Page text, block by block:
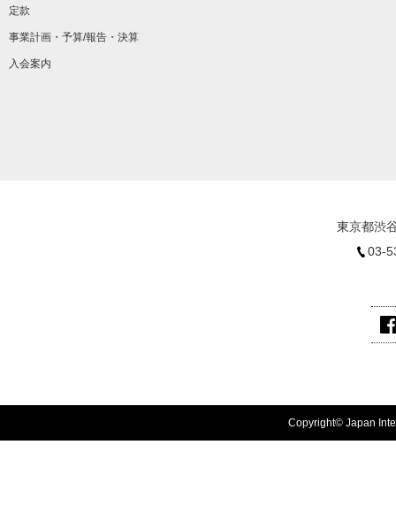
定款
事業計画・予算/報告・決算
入会案内
東京都渋
03-
Copyright© Japan